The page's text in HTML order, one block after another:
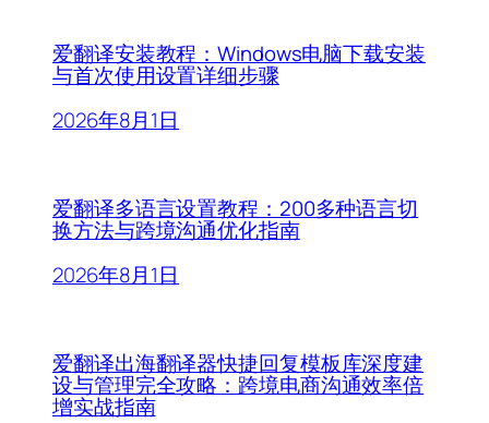
爱翻译安装教程：Windows电脑下载安装
与首次使用设置详细步骤
2026年8月1日
爱翻译多语言设置教程：200多种语言切
换方法与跨境沟通优化指南
2026年8月1日
爱翻译出海翻译器快捷回复模板库深度建
设与管理完全攻略：跨境电商沟通效率倍
增实战指南